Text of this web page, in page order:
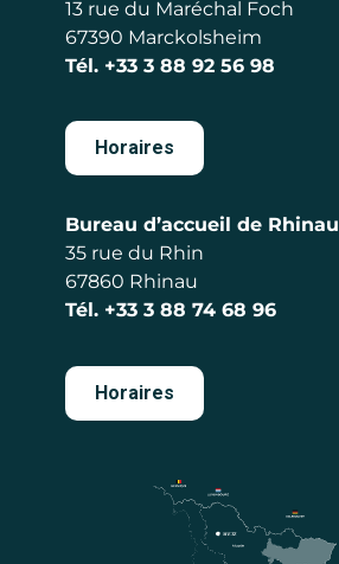
13 rue du Maréchal Foch
67390 Marckolsheim
Tél. +33 3 88 92 56 98
Horaires
Bureau d’accueil de Rhinau
35 rue du Rhin
67860 Rhinau
Tél. +33 3 88 74 68 96
Horaires